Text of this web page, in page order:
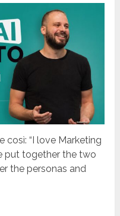
così: “I love Marketing
put together the two
the personas and